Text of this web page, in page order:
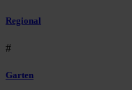
Regional
#
Garten